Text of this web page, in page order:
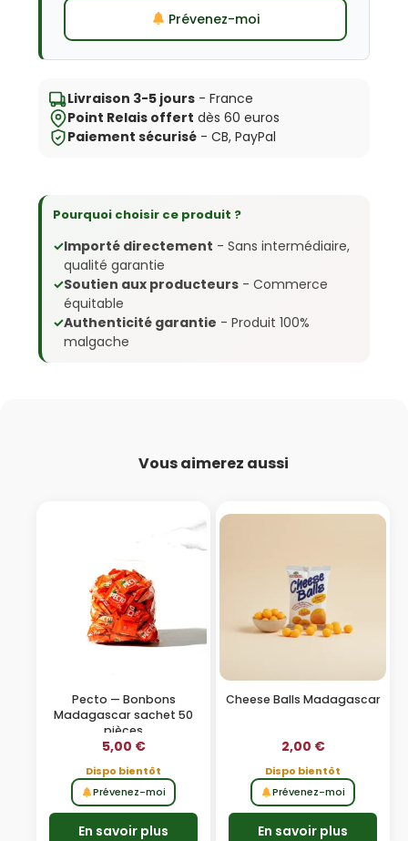
Prévenez-moi
Livraison 3-5 jours - France
Point Relais offert dès 60 euros
Paiement sécurisé - CB, PayPal
Pourquoi choisir ce produit ?
✓Importé directement - Sans intermédiaire,
qualité garantie
✓Soutien aux producteurs - Commerce
équitable
✓Authenticité garantie - Produit 100%
malgache
Vous aimerez aussi
Pecto — Bonbons
Madagascar sachet 50
pièces
5,00 €
Dispo bientôt
Prévenez-moi
En savoir plus
Cheese Balls Madagascar
2,00 €
Dispo bientôt
Prévenez-moi
En savoir plus